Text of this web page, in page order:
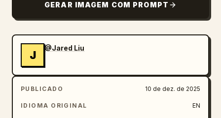
GERAR IMAGEM COM PROMPT
J
@Jared Liu
PUBLICADO 10 de dez. de 2025
IDIOMA ORIGINAL EN